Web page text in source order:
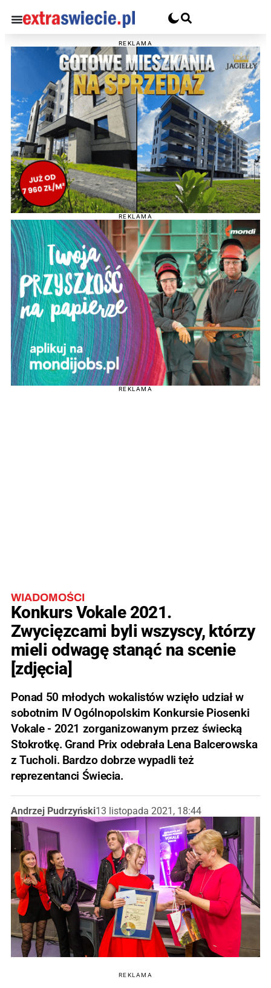
REKLAMA
REKLAMA
REKLAMA
WIADOMOŚCI
Konkurs Vokale 2021.
Zwycięzcami byli wszyscy, którzy
mieli odwagę stanąć na scenie
[zdjęcia]
Ponad 50 młodych wokalistów wzięło udział w
sobotnim IV Ogólnopolskim Konkursie Piosenki
Vokale - 2021 zorganizowanym przez świecką
Stokrotkę. Grand Prix odebrała Lena Balcerowska
z Tucholi. Bardzo dobrze wypadli też
reprezentanci Świecia.
Andrzej Pudrzyński13 listopada 2021, 18:44
REKLAMA